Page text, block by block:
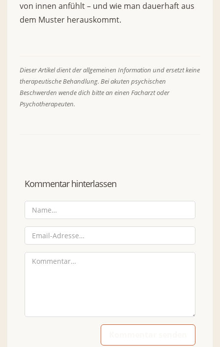
von innen anfühlt – und wie man dauerhaft aus
dem Muster herauskommt.
Dieser Artikel dient der allgemeinen Information und ersetzt keine
therapeutische Behandlung. Bei akuten psychischen
Beschwerden wende dich bitte an einen Facharzt oder
Psychotherapeuten.
Kommentar hinterlassen